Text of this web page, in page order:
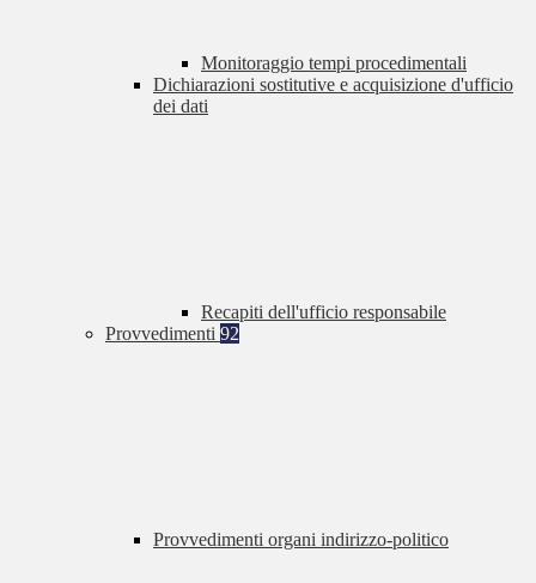
Monitoraggio tempi procedimentali
Dichiarazioni sostitutive e acquisizione d'ufficio
dei dati
Recapiti dell'ufficio responsabile
Provvedimenti 92
Provvedimenti organi indirizzo-politico